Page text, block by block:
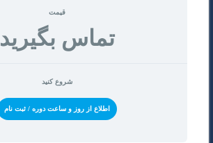
قیمت
تماس بگیرید
شروع کنید
اطلاع از روز و ساعت دوره / ثبت نام